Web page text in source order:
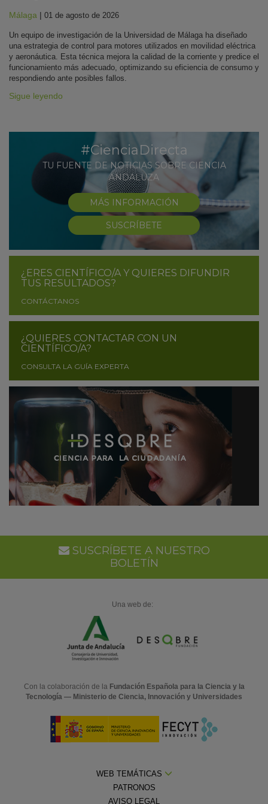
Málaga | 01 de agosto de 2026
Un equipo de investigación de la Universidad de Málaga ha diseñado
una estrategia de control para motores utilizados en movilidad eléctrica
y aeronáutica. Esta técnica mejora la calidad de la corriente y predice el
funcionamiento más adecuado, optimizando su eficiencia de consumo y
respondiendo ante posibles fallos.
Sigue leyendo
#CienciaDirecta
TU FUENTE DE NOTICIAS SOBRE CIENCIA
ANDALUZA
MÁS INFORMACIÓN
SUSCRÍBETE
¿ERES CIENTÍFICO/A Y QUIERES DIFUNDIR
TUS RESULTADOS?
CONTÁCTANOS
¿QUIERES CONTACTAR CON UN
CIENTÍFICO/A?
CONSULTA LA GUÍA EXPERTA
SUSCRÍBETE A NUESTRO
BOLETÍN
Una web de:
Con la colaboración de la Fundación Española para la Ciencia y la
Tecnología — Ministerio de Ciencia, Innovación y Universidades
WEB TEMÁTICAS
PATRONOS
AVISO LEGAL